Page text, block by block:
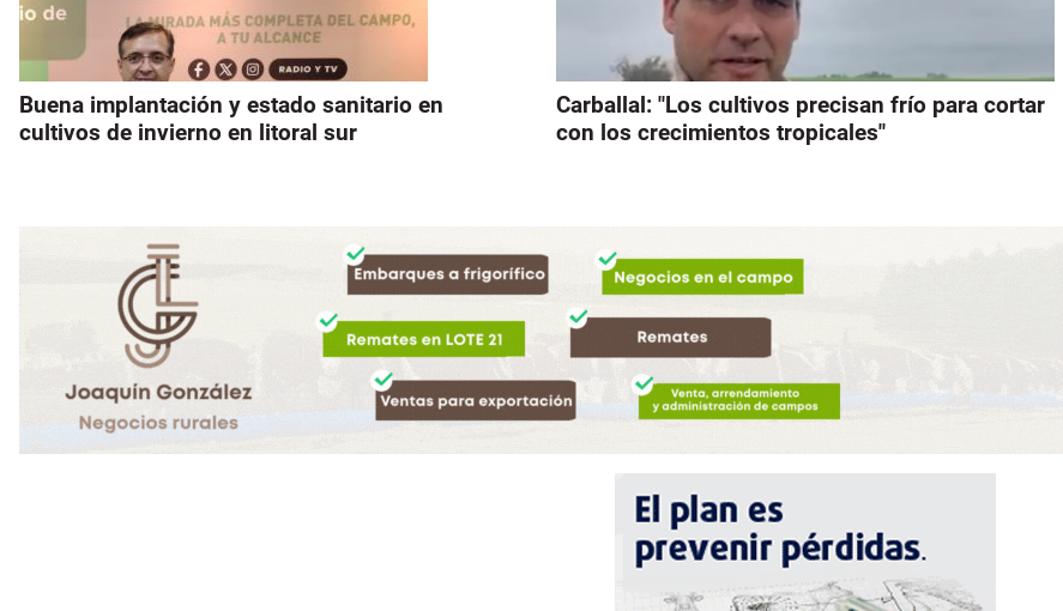
Buena implantación y estado sanitario en
cultivos de invierno en litoral sur
Carballal: "Los cultivos precisan frío para cortar
con los crecimientos tropicales"